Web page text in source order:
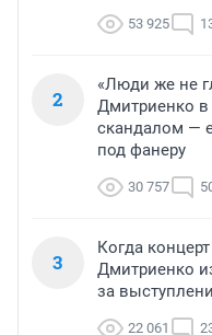
53 925
2
«Люди же не
Дмитриенко в
скандалом —
под фанеру
30 757
3
Когда
Дмитриенко
за
22 061